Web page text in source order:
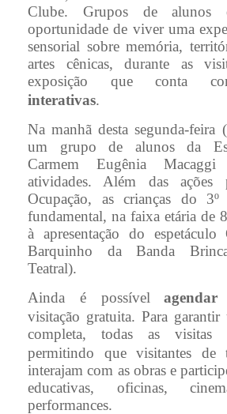
Clube. Grupos de alunos
oportunidade de viver uma
sensorial sobre memória,
artes cênicas, durante as
exposição que conta
interativas.
Na manhã desta segunda-
um grupo de alunos da
Carmem Eugênia
atividades. Além das ações
Ocupação, as crianças do
fundamental, na faixa etária de
à apresentação do
Barquinho da Banda
Teatral).
Ainda é possível
visitação gratuita. Para garantir
completa, todas as visitas
permitindo que visitantes de
interajam com as obras e
educativas, oficinas,
performances.